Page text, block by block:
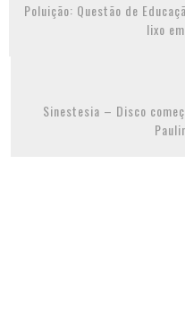
Poluição: Questão de
lixo
Sinestesia – Disco